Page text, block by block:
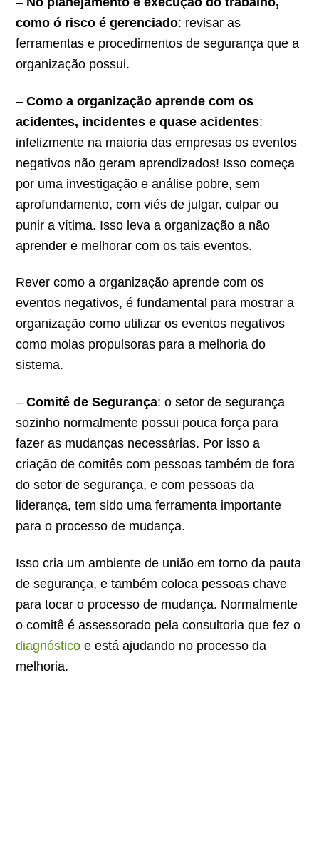
como ó risco é gerenciado: revisar as
ferramentas e procedimentos de segurança que a
organização possui.
–Como a organização aprende com os
acidentes, incidentes e quase acidentes:
infelizmente na maioria das empresas os eventos
negativos não geram aprendizados! Isso começa
por uma investigação e análise pobre, sem
aprofundamento, com viés de julgar, culpar ou
punir a vítima. Isso leva a organização a não
aprender e melhorar com os tais eventos.
Rever como a organização aprende com os
eventos negativos, é fundamental para mostrar a
organização como utilizar os eventos negativos
como molas propulsoras para a melhoria do
sistema.
–Comitê de Segurança: o setor de segurança
sozinho normalmente possui pouca força para
fazer as mudanças necessárias. Por isso a
criação de comitês com pessoas também de fora
do setor de segurança, e com pessoas da
liderança, tem sido uma ferramenta importante
para o processo de mudança.
Isso cria um ambiente de união em torno da pauta
de segurança, e também coloca pessoas chave
para tocar o processo de mudança. Normalmente
o comitê é assessorado pela consultoria que fez o
diagnóstico e está ajudando no processo da
melhoria.